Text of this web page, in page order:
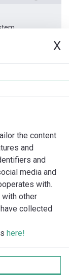
X
the content
and
and
media and
with.
with other
collected
here!